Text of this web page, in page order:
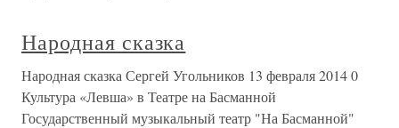
Народная сказка
Народная сказка Сергей Угольников 13 февраля 2014 0
Культура «Левша» в Театре на Басманной
Государственный музыкальный театр "На Басманной"